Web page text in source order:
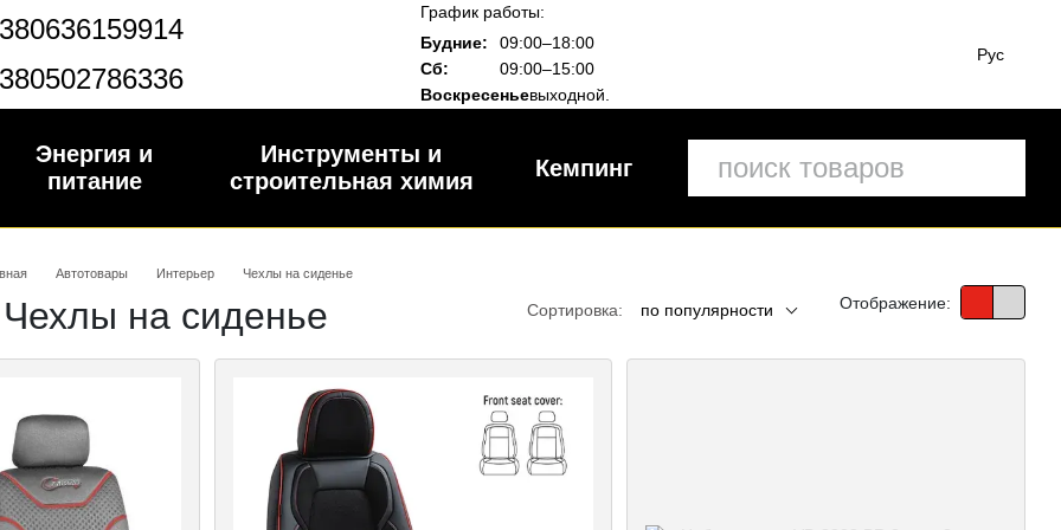
График работы:
Будние:
09:00–18:00
Сб:
09:00–15:00
Воскресеньевыходной.
Рус
Энергия и
питание
Инструменты и
строительная химия
Кемпинг
Автотовары Интерьер Чехлы на сиденье
Чехлы на сиденье Сортировка: по популярности Отображение: